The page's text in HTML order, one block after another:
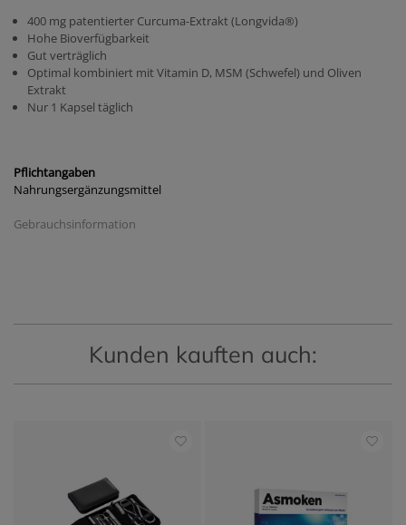
400 mg patentierter Curcuma-Extrakt (Longvida®)
Hohe Bioverfügbarkeit
Gut verträglich
Optimal kombiniert mit Vitamin D, MSM (Schwefel) und Oliven
Extrakt
Nur 1 Kapsel täglich
Pflichtangaben
Nahrungsergänzungsmittel
Gebrauchsinformation
Kunden kauften auch: